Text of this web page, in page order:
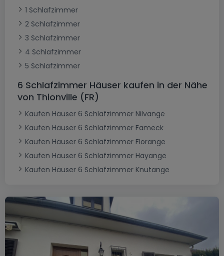
1 Schlafzimmer
2 Schlafzimmer
3 Schlafzimmer
4 Schlafzimmer
5 Schlafzimmer
6 Schlafzimmer Häuser kaufen in der Nähe
von Thionville (FR)
Kaufen Häuser 6 Schlafzimmer Nilvange
Kaufen Häuser 6 Schlafzimmer Fameck
Kaufen Häuser 6 Schlafzimmer Florange
Kaufen Häuser 6 Schlafzimmer Hayange
Kaufen Häuser 6 Schlafzimmer Knutange